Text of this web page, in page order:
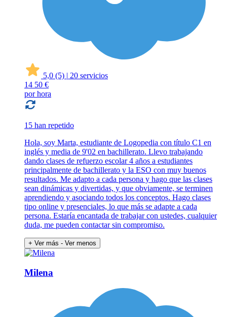
5,0 (5) | 20 servicios
14 50 €
por hora
15 han repetido
Hola, soy Marta, estudiante de Logopedia con título C1 en
inglés y media de 9'02 en bachillerato. Llevo trabajando
dando clases de refuerzo escolar 4 años a estudiantes
principalmente de bachillerato y la ESO con muy buenos
resultados. Me adapto a cada persona y hago que las clases
sean dinámicas y divertidas, y que obviamente, se terminen
aprendiendo y asociando todos los conceptos. Hago clases
tipo online y presenciales, lo que más se adapte a cada
persona. Estaría encantada de trabajar con ustedes, cualquier
duda, me pueden contactar sin compromiso.
+ Ver más - Ver menos
Milena